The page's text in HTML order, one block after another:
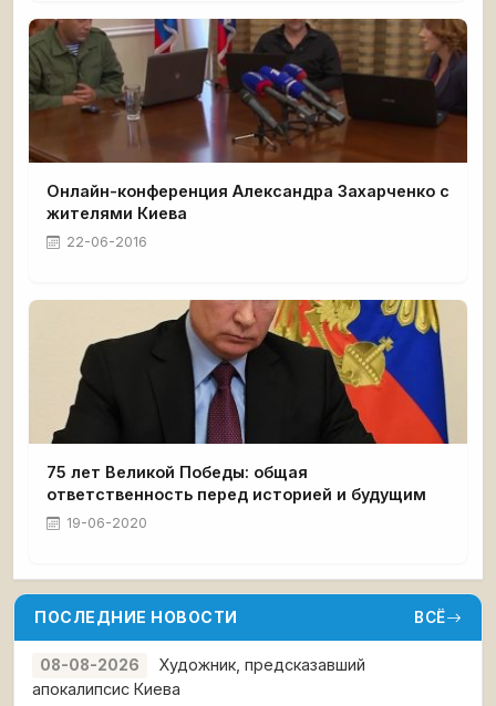
Онлайн-конференция Александра Захарченко с
жителями Киева
22-06-2016
75 лет Великой Победы: общая
ответственность перед историей и будущим
19-06-2020
ПОСЛЕДНИЕ НОВОСТИ ВСЁ
08-08-2026
Художник, предсказавший
апокалипсис Киева